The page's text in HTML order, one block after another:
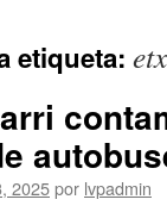
etiqueta:
2025por lvpadmin